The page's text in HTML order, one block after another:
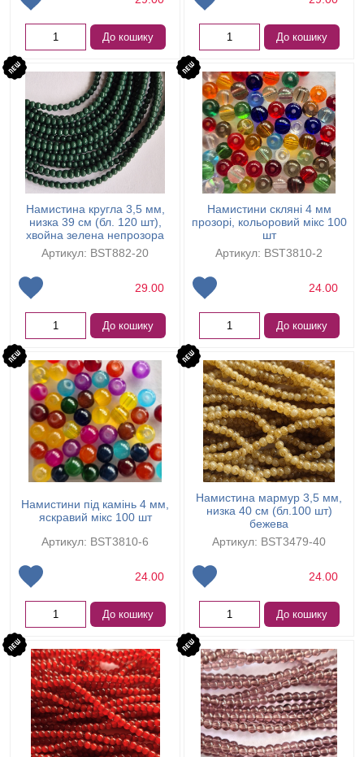
До кошику До кошику
Намистина кругла 3,5 мм,
низка 39 см (бл. 120 шт),
хвойна зелена непрозора
Артикул: BST882-20
29.00
До кошику
Намистини скляні 4 мм
прозорі, кольоровий мікс 100
шт
Артикул: BST3810-2
24.00
До кошику
Намистини під камінь 4 мм,
яскравий мікс 100 шт
Артикул: BST3810-6
24.00
До кошику
Намистина мармур 3,5 мм,
низка 40 см (бл.100 шт)
бежева
Артикул: BST3479-40
24.00
До кошику